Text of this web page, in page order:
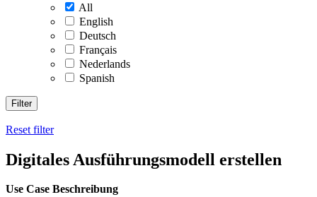
All
English
Deutsch
Français
Nederlands
Spanish
Filter
Reset filter
Digitales Ausführungsmodell erstellen
Use Case Beschreibung